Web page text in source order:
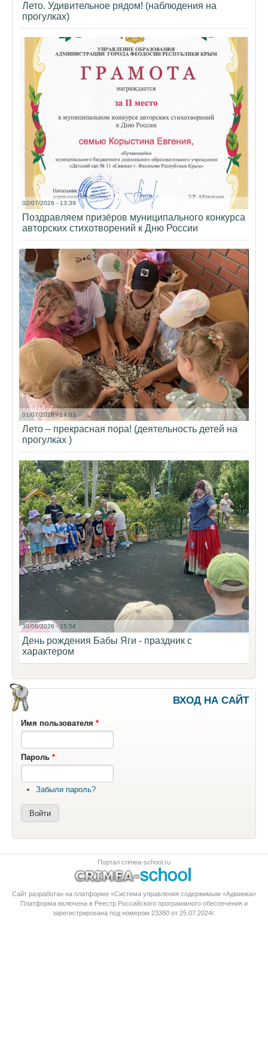
Лето. Удивительное рядом! (наблюдения на
прогулках)
02/07/2026 - 13:39
Поздравляем призёров муниципального конкурса
авторских стихотворений к Дню России
01/07/2026 - 14:03
Лето – прекрасная пора! (деятельность детей на
прогулках )
30/06/2026 - 15:54
День рождения Бабы Яги - праздник с
характером
ВХОД НА САЙТ
Имя пользователя *
Пароль *
Забыли пароль?
Портал crimea-school.ru
Сайт разработан на платформе «Система управления содержимым «Админка»
Платформа включена в Реестр Российского программного обеспечения и
зарегистрирована под номером 23380 от 25.07.2024г.